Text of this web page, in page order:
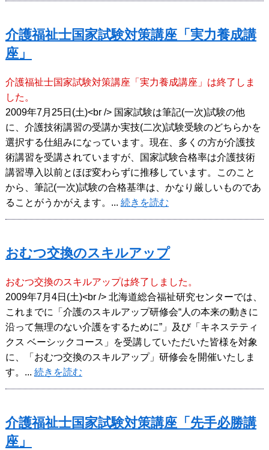
介護福祉士国家試験対策講座「実力養成講
座」
介護福祉士国家試験対策講座「実力養成講座」は終了しま
した。
2009年7月25日(土)<br /> 国家試験は筆記(一次)試験の他
に、介護技術講習の受講か実技(二次)試験受験のどちらかを
選択する仕組みになっています。現在、多くの方が介護技
術講習を受講されていますが、国家試験合格率は介護技術
講習導入以前とほぼ変わらずに推移しています。このこと
から、筆記(一次)試験の合格基準は、かなり厳しいものであ
ることがうかがえます。... 続きを読む
おむつ交換のスキルアップ
おむつ交換のスキルアップは終了しました。
2009年7月4日(土)<br /> 北海道総合福祉研究センターでは、
これまでに「介護のスキルアップ研修会“人の本来の動きに
沿って無理のない介護をするために”」及び「キネステティ
クス ベーシックコース」を受講していただいた皆様を対象
に、「おむつ交換のスキルアップ」研修会を開催いたしま
す。... 続きを読む
介護福祉士国家試験対策講座「先手必勝講
座」